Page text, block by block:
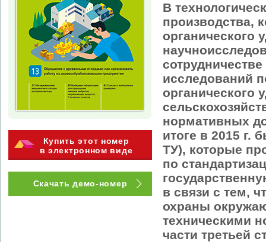
Купить этот номер
в электронном виде
Скачать демо-номер
В
производства,
органического
исследований
органического
нормативных
итоге в 2015 г.
ТУ), которые
по
в связи с тем,
охраны
техническими
части третьей